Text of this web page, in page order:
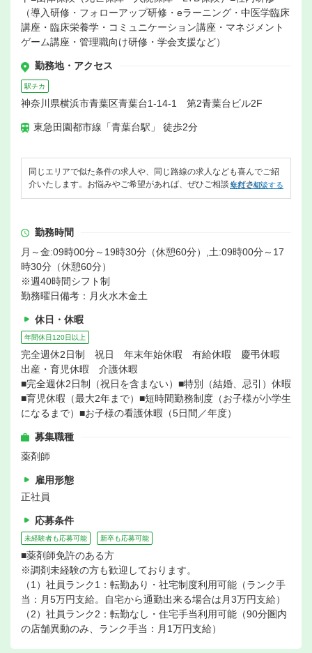
（導入研修・フォローアップ研修・eラーニング・中医学臨床
講座・臨床栄養学・コミュニケーション講座・マネジメント
ゲーム講座・管理職向け研修・学会支援など）
勤務地・アクセス
駅チカ
神奈川県横浜市青葉区青葉台1-14-1 第2青葉台ビル2F
東急田園都市線「青葉台駅」 徒歩2分
同じエリアで似た条件の求人や、同じ路線の求人なども喜んでご紹
介いたします。お悩みやご希望があれば、ぜひご相談ください。
無料で相談する
勤務時間
月～金:09時00分～19時30分（休憩60分）,土:09時00分～17
時30分（休憩60分）
※週40時間シフト制
勤務曜日備考：月火水木金土
休日・休暇
年間休日120日以上
完全週休2日制 祝日 年末年始休暇 有給休暇 慶弔休暇
出産・育児休暇 介護休暇
■完全週休2日制（祝日を含まない）■特別（結婚、忌引）休暇
■育児休暇（最大2年まで）■短時間勤務制度（お子様が小学生
になるまで）■お子様の看護休暇（5日間／年度）
募集職種
薬剤師
雇用形態
正社員
応募条件
未経験者も応募可能 新卒も応募可能
■薬剤師免許のある方
※調剤未経験の方も歓迎しております。
（1）社員ランク1：転勤あり・社宅制度利用可能（ランク手
当：月5万円支給。自宅から通勤出来る場合は月3万円支給）
（2）社員ランク2：転勤なし・住宅手当利用可能（90分圏内
の店舗異動のみ、ランク手当：月1万円支給）